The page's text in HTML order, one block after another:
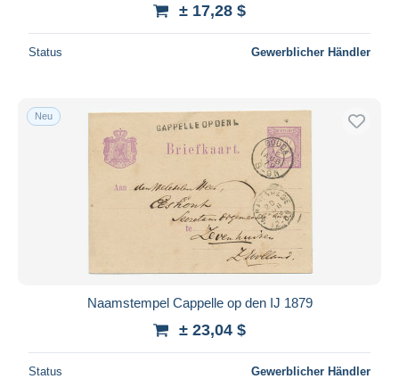
± 17,28 $
Status Gewerblicher Händler
Neu
Naamstempel Cappelle op den IJ 1879
± 23,04 $
Status Gewerblicher Händler